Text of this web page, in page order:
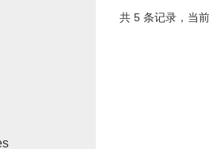
共 5 条记录，当